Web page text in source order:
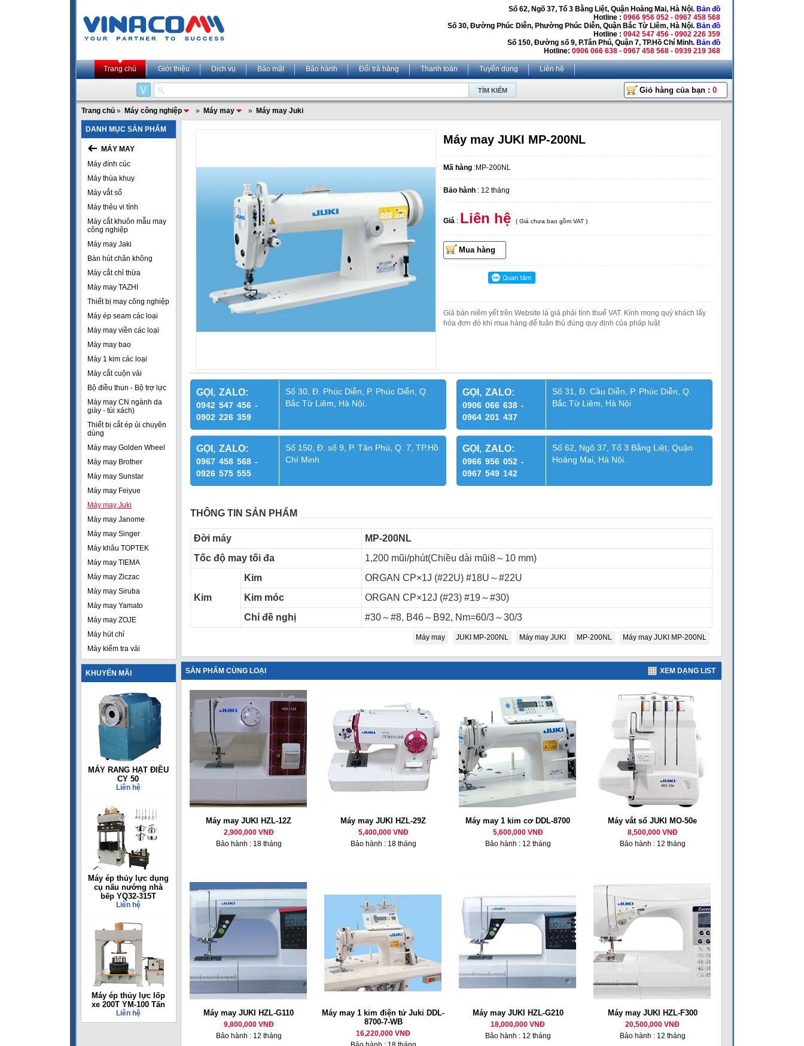
Số 62, Ngõ 37, Tổ 3 Bằng Liệt, Quận Hoàng Mai, Hà Nội. Bản đồ
Hotline : 0966 956 052 - 0967 458 568
Số 30, Đường Phúc Diễn, Phường Phúc Diễn, Quận Bắc Từ Liêm, Hà Nội. Bản đồ
Hotline : 0942 547 456 - 0902 226 359
Số 150, Đường số 9, P.Tân Phú, Quận 7, TP.Hồ Chí Minh. Bản đồ
Hotline: 0906 066 638 - 0967 458 568 - 0939 219 368
Trang chủ Giới thiệu Dịch vụ Bảo mật Bảo hành Đổi trả hàng Thanh toán Tuyển dụng Liên hệ
Giỏ hàng của bạn : 0
Trang chủ » Máy công nghiệp » Máy may » Máy may Juki
DANH MỤC SẢN PHẨM
MÁY MAY
Máy đính cúc
Máy thùa khuy
Máy vắt sổ
Máy thêu vi tính
Máy cắt khuôn mẫu may
công nghiệp
Máy may Jaki
Bàn hút chân không
Máy cắt chỉ thừa
Máy may TAZHI
Thiết bị may công nghiệp
Máy ép seam các loại
Máy may viền các loại
Máy may bao
Máy 1 kim các loại
Máy cắt cuộn vải
Bộ điều thun - Bộ trợ lực
Máy may CN ngành da
giày - túi xách)
Thiết bị cắt ép ủi chuyên
dùng
Máy may Golden Wheel
Máy may Brother
Máy may Sunstar
Máy may Feiyue
Máy may Juki
Máy may Janome
Máy may Singer
Máy khâu TOPTEK
Máy may TIEMA
Máy may Ziczac
Máy may Siruba
Máy may Yamato
Máy may ZOJE
Máy hút chỉ
Máy kiểm tra vải
KHUYẾN MÃI
MÁY RANG HẠT ĐIỀU
CY 50
Liên hệ
Máy ép thủy lực dụng
cụ nấu nướng nhà
bếp YQ32-315T
Liên hệ
Máy ép thủy lực lốp
xe 200T YM-100 Tấn
Liên hệ
Máy may JUKI MP-200NL
Mã hàng :MP-200NL
Bảo hành : 12 tháng
Giá : Liên hệ ( Giá chưa bao gồm VAT )
Mua hàng
Giá bán niêm yết trên Website là giá phải tính thuế VAT. Kính mong quý khách lấy
hóa đơn đỏ khi mua hàng để tuân thủ đúng quy định của pháp luật
GỌI, ZALO:
0942 547 456 -
0902 226 359
Số 30, Đ. Phúc Diễn, P. Phúc Diễn, Q.
Bắc Từ Liêm, Hà Nội.
GỌI, ZALO:
0906 066 638 -
0964 201 437
Số 31, Đ. Cầu Diễn, P. Phúc Diễn, Q.
Bắc Từ Liêm, Hà Nội
GỌI, ZALO:
0967 458 568 -
0926 575 555
Số 150, Đ. số 9, P. Tân Phú, Q. 7, TP.Hồ
Chí Minh
GỌI, ZALO:
0966 956 052 -
0967 549 142
Số 62, Ngõ 37, Tổ 3 Bằng Liệt, Quận
Hoàng Mai, Hà Nội.
THÔNG TIN SẢN PHẨM
Đời máy
MP-200NL
Tốc độ may tối đa
1,200 mũi/phút(Chiều dài mũi8～10 mm)
Kim
Kim
ORGAN CP×1J (#22U) #18U～#22U
Kim móc
ORGAN CP×12J (#23) #19～#30)
Chỉ đề nghị
#30～#8, B46～B92, Nm=60/3～30/3
Máy may JUKI MP-200NL Máy may JUKI MP-200NL Máy may JUKI MP-200NL
SẢN PHẨM CÙNG LOẠI XEM DẠNG LIST
Máy may JUKI HZL-12Z
2,900,000 VNĐ
Bảo hành : 18 tháng
Máy may JUKI HZL-29Z
5,400,000 VNĐ
Bảo hành : 18 tháng
Máy may 1 kim cơ DDL-8700
5,600,000 VNĐ
Bảo hành : 12 tháng
Máy vắt sổ JUKI MO-50e
8,500,000 VNĐ
Bảo hành : 12 tháng
Máy may JUKI HZL-G110
9,800,000 VNĐ
Bảo hành : 12 tháng
Máy may 1 kim điện tử Juki DDL-
8700-7-WB
16,220,000 VNĐ
Máy may JUKI HZL-G210
18,000,000 VNĐ
Bảo hành : 12 tháng
Máy may JUKI HZL-F300
20,500,000 VNĐ
Bảo hành : 12 tháng